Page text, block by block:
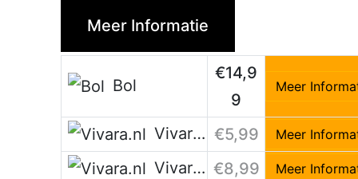
Meer Informatie
Bol
€14,9
9
Meer
Vivara.nl €5,99 Meer
Vivara.nl €8,99 Meer